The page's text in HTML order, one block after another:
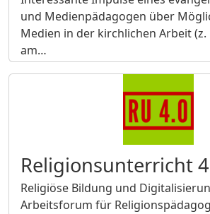
und Medienpädagogen über
Medien in der kirchlichen Arbeit (z.
am…
Religionsunterricht
Religiöse Bildung und
Arbeitsforum für